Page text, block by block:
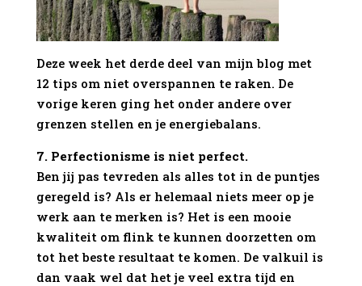
Deze week het derde deel van mijn blog met
12 tips om niet overspannen te raken. De
vorige keren ging het onder andere over
grenzen stellen en je energiebalans.
7. Perfectionisme is niet perfect.
Ben jij pas tevreden als alles tot in de puntjes
geregeld is? Als er helemaal niets meer op je
werk aan te merken is? Het is een mooie
kwaliteit om flink te kunnen doorzetten om
tot het beste resultaat te komen. De valkuil is
dan vaak wel dat het je veel extra tijd en